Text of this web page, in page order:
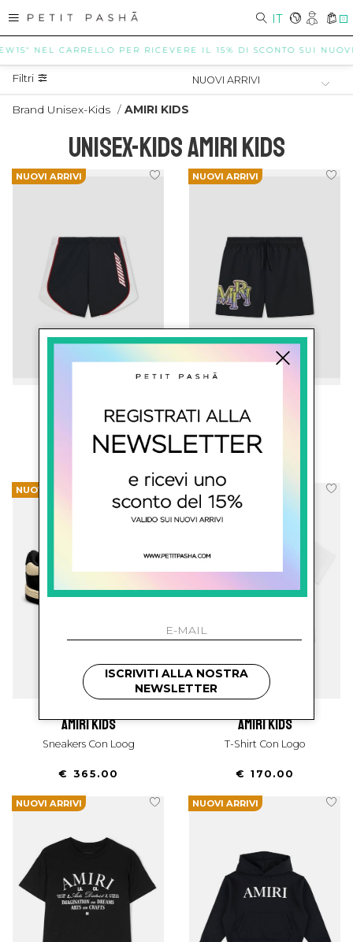
IT 0
NEL CARRELLO PER RICEVERE IL 15% DI SCONTO SUI
Filtri
Brand Unisex-Kids / AMIRI KIDS
UNISEX-KIDS AMIRI KIDS
NUOVI ARRIVI
amiri kids
NUOVI ARRIVI
amiri kids
NUOVI ARRIVI
amiri kids
Sneakers Con Loog
€ 365.00
NUOVI ARRIVI
amiri kids
T-Shirt Con Logo
€ 170.00
NUOVI ARRIVI NUOVI ARRIVI
ISCRIVITI ALLA NOSTRA
NEWSLETTER